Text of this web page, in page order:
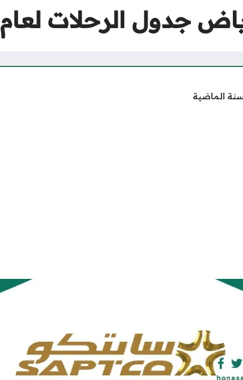
جدول الرحلات لعام 1447
الماضية